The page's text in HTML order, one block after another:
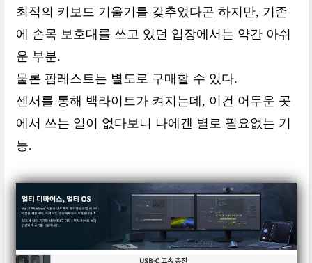
최적의 키보드 기울기를 갖추었다곤 하지만, 기존
에 손목 보호대를 쓰고 있던 입장에서는 약간 아쉬
운 부분.
물론 팜레스트는 별도로 구매할 수 있다.
센서를 통해 백라이트가 켜지는데, 이건 어두운 곳
에서 쓰는 일이 없다보니 나에겐 별로 필요없는 기
능.